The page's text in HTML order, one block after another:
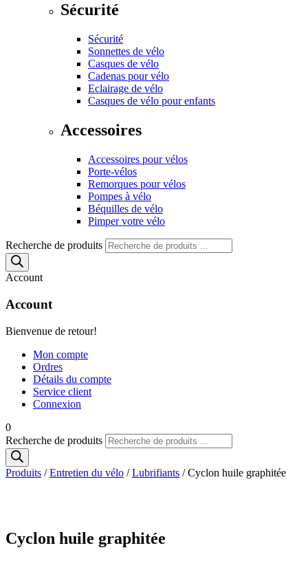
Sécurité
Sécurité
Sonnettes de vélo
Casques de vélo
Cadenas pour vélo
Eclairage de vélo
Casques de vélo pour enfants
Accessoires
Accessoires pour vélos
Porte-vélos
Remorques pour vélos
Pompes à vélo
Béquilles de vélo
Pimper votre vélo
Recherche de produits
Account
Account
Bienvenue de retour!
Mon compte
Ordres
Détails du compte
Service client
Connexion
0
Recherche de produits
Produits /Entretien du vélo /Lubrifiants / Cyclon huile graphitée
Cyclon huile graphitée